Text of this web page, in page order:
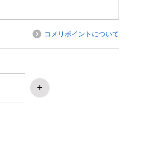
コメリポイントについて